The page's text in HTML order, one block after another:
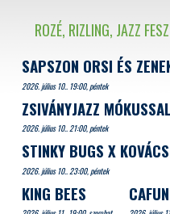
ROZÉ, RIZLING, JAZZ
SAPSZON ORSI ÉS
2026. július 10.. 19:00, péntek
ZSIVÁNYJAZZ MÓKUSSAL
2026. július 10.. 21:00, péntek
STINKY BUGS X
2026. július 10.. 23:00, péntek
KING BEES